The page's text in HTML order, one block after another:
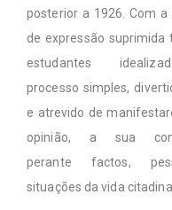
posterior a 1926. Com a
de expressão suprimida
estudantes
processo simples,
e atrevido de
opinião, a sua
perante factos,
situações da vida citadina.